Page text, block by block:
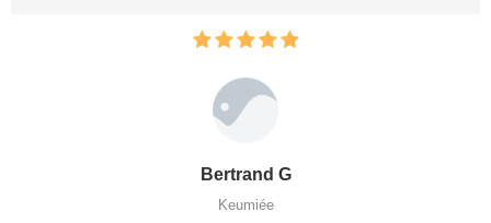
Bertrand G
Keumiée